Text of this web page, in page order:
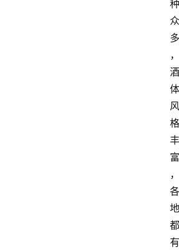
种
众
多
，
酒
体
风
格
丰
富
，
各
地
都
有